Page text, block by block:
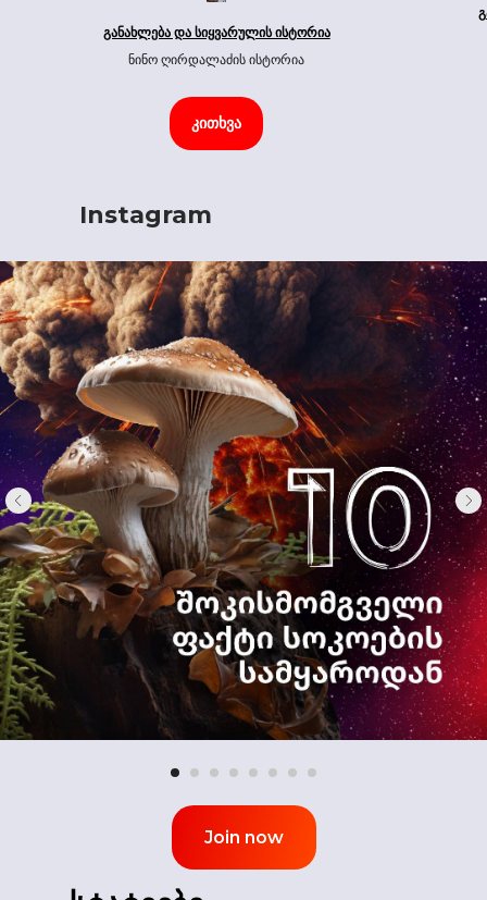
განახლება და სიყვარულის ისტორია
ნინო ღირდალაძის ისტორია
კითხვა
Instagram
Join now